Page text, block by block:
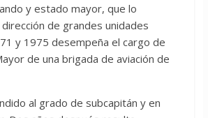
y estado mayor, que lo
de grandes unidades
y 1975 desempeña el cargo de
de una brigada de aviación de
al grado de subcapitán y en